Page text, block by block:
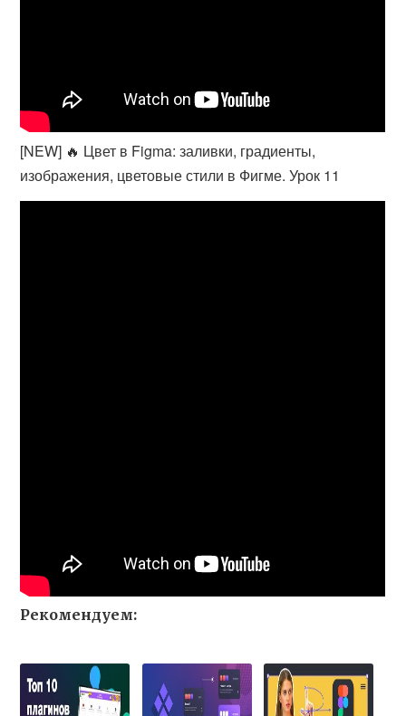
[NEW] 🔥 Цвет в Figma: заливки, градиенты,
изображения, цветовые стили в Фигме. Урок 11
Рекомендуем: